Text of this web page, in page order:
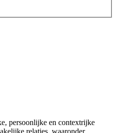
persoonlijke en contextrijke
relaties, waaronder